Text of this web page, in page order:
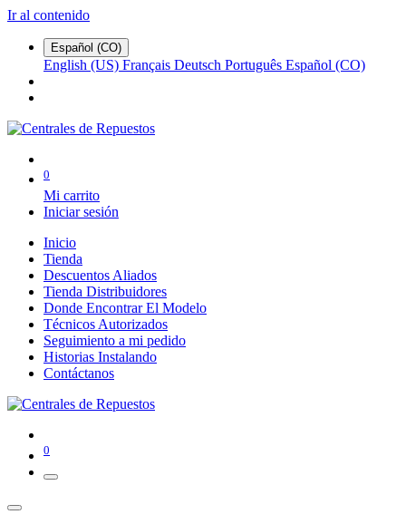
Ir al contenido
Español (CO)
English (US) Français Deutsch Português Español (CO)
0
Mi carrito
Iniciar sesión
Inicio
Tienda
Descuentos Aliados
Tienda Distribuidores
Donde Encontrar El Modelo
Técnicos Autorizados
Seguimiento a mi pedido
Historias Instalando
Contáctanos
0